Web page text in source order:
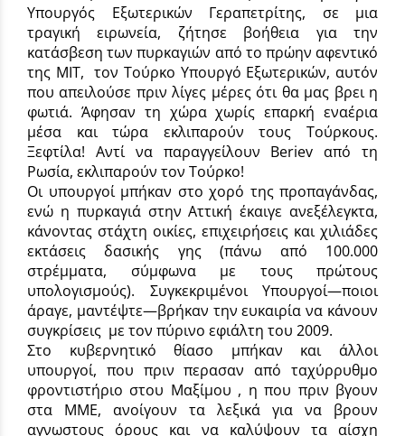
Υπουργός Εξωτερικών Γεραπετρίτης, σε μια
τραγική ειρωνεία, ζήτησε βοήθεια για την
κατάσβεση των πυρκαγιών από το πρώην αφεντικό
της ΜΙΤ, τον Τούρκο Υπουργό Εξωτερικών, αυτόν
που απειλούσε πριν λίγες μέρες ότι θα μας βρει η
φωτιά. Άφησαν τη χώρα χωρίς επαρκή εναέρια
μέσα και τώρα εκλιπαρούν τους Τούρκους.
Ξεφτίλα! Αντί να παραγγείλουν Beriev από τη
Ρωσία, εκλιπαρούν τον Τούρκο!
Οι υπουργοί μπήκαν στο χορό της προπαγάνδας,
ενώ η πυρκαγιά στην Αττική έκαιγε ανεξέλεγκτα,
κάνοντας στάχτη οικίες, επιχειρήσεις και χιλιάδες
εκτάσεις δασικής γης (πάνω από 100.000
στρέμματα, σύμφωνα με τους πρώτους
υπολογισμούς). Συγκεκριμένοι Υπουργοί—ποιοι
άραγε, μαντέψτε—βρήκαν την ευκαιρία να κάνουν
συγκρίσεις με τον πύρινο εφιάλτη του 2009.
Στο κυβερνητικό θίασο μπήκαν και άλλοι
υπουργοί, που πριν περασαν από ταχύρρυθμο
φροντιστήριο στου Μαξίμου , η που πριν βγουν
στα ΜΜΕ, ανοίγουν τα λεξικά για να βρουν
αγνωστους όρους και να καλύψουν τα αίσχη